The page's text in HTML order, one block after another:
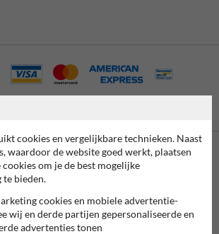
ons op
(van 8.00 tot 17.00) te bereiken op 038-
e-mail naarinfo@trafficsupply.nlof vul het
zo spoedig mogelijk.
cookies en vergelijkbare technieken. Naast
waardoor de website goed werkt, plaatsen
om je de best mogelijke
bieden.
cookies en mobiele advertentie-
wij en derde partijen gepersonaliseerde en
advertenties tonen